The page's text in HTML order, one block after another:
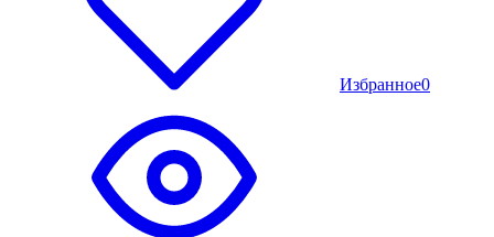
Избранное0